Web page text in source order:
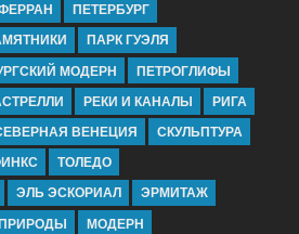
ПЕТЕРБУРГ
ПАРК ГУЭЛЯ
МОДЕРН
ПЕТРОГЛИФЫ
РЕКИ И КАНАЛЫ
РИГА
ВЕНЕЦИЯ
СКУЛЬПТУРА
ТОЛЕДО
ЭЛЬ ЭСКОРИАЛ
ЭРМИТАЖ
МОДЕРН